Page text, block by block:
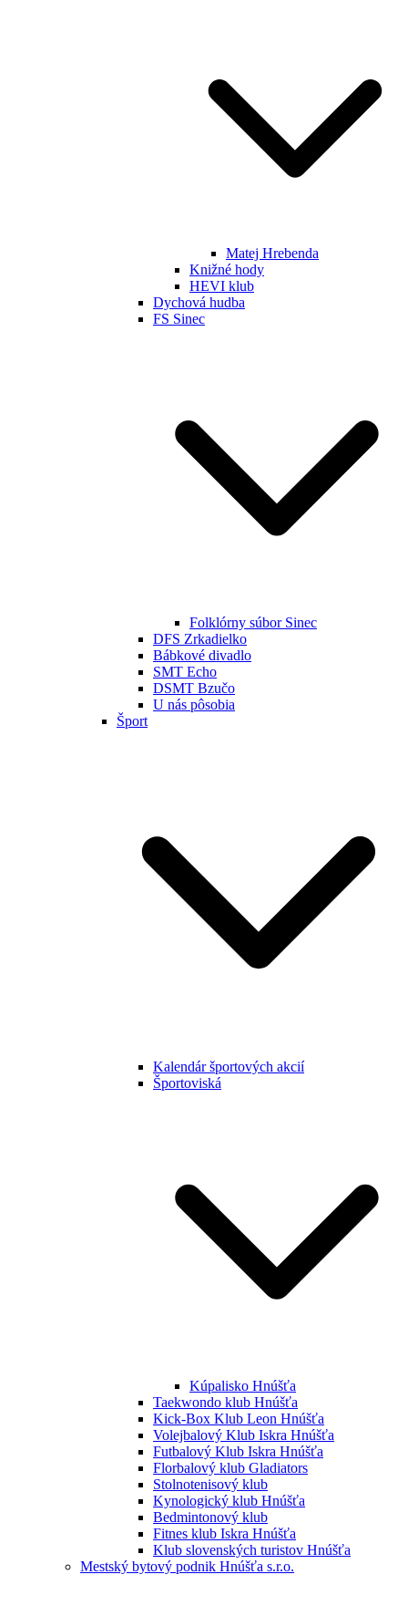
Matej Hrebenda
Knižné hody
HEVI klub
Dychová hudba
FS Sinec
Folklórny súbor Sinec
DFS Zrkadielko
Bábkové divadlo
SMT Echo
DSMT Bzučo
U nás pôsobia
Šport
Kalendár športových akcií
Športoviská
Kúpalisko Hnúšťa
Taekwondo klub Hnúšťa
Kick-Box Klub Leon Hnúšťa
Volejbalový Klub Iskra Hnúšťa
Futbalový Klub Iskra Hnúšťa
Florbalový klub Gladiators
Stolnotenisový klub
Kynologický klub Hnúšťa
Bedmintonový klub
Fitnes klub Iskra Hnúšťa
Klub slovenských turistov Hnúšťa
Mestský bytový podnik Hnúšťa s.r.o.